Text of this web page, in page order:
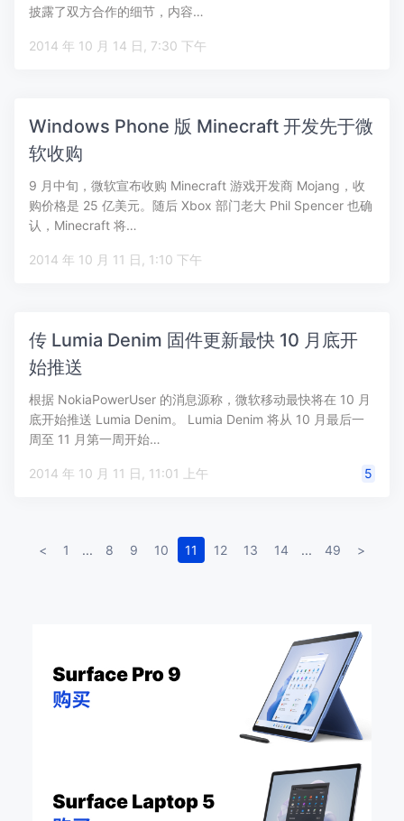
披露了双方合作的细节，内容…
2014 年 10 月 14 日, 7:30 下午
Windows Phone 版 Minecraft 开发先于微
软收购
9 月中旬，微软宣布收购 Minecraft 游戏开发商 Mojang，收
购价格是 25 亿美元。随后 Xbox 部门老大 Phil Spencer 也确
认，Minecraft 将…
2014 年 10 月 11 日, 1:10 下午
传 Lumia Denim 固件更新最快 10 月底开
始推送
根据 NokiaPowerUser 的消息源称，微软移动最快将在 10 月
底开始推送 Lumia Denim。 Lumia Denim 将从 10 月最后一
周至 11 月第一周开始…
2014 年 10 月 11 日, 11:01 上午 5
< 1 ... 8 9 10 11 12 13 14 ... 49 >